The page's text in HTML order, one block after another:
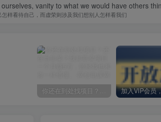
vanity to what we would have others
样看待自己，而虚荣则涉及我们想别人怎样看我们
你还在到处找项目？还在当韭菜？我却靠卖项目一个月赚5万，曾经我也和你一样懵懂。